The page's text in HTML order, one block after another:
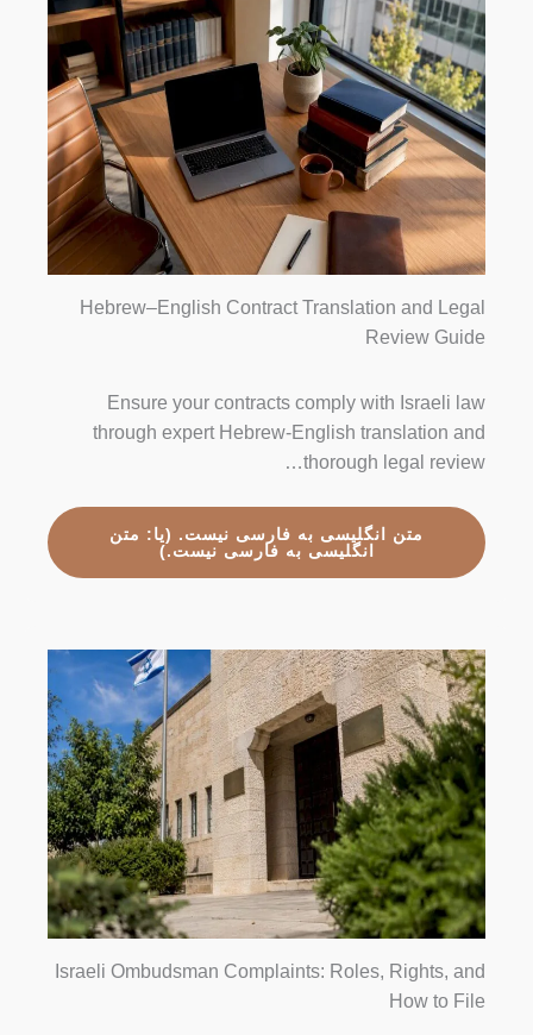
Hebrew–English Contract Translation and Legal
Review Guide
Ensure your contracts comply with Israeli law
through expert Hebrew-English translation and
thorough legal review…
متن انگلیسی به فارسی نیست. (یا: متن
انگلیسی به فارسی نیست.)
Israeli Ombudsman Complaints: Roles, Rights, and
How to File